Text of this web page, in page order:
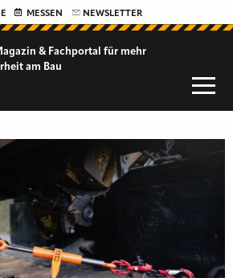
MESSEN NEWSLETTER
& Fachportal für mehr
am Bau